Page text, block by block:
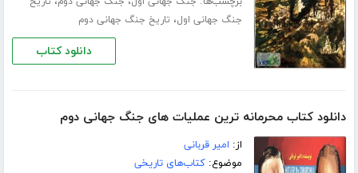
جنگ جهانی اول، تاریخ جنگ جهانی دوم
دانلود کتاب
دانلود کتاب محرمانه ترین عملیات های جنگ جهانی دوم
از: امیر قربانی
موضوع:کتاب‌های تاریخی